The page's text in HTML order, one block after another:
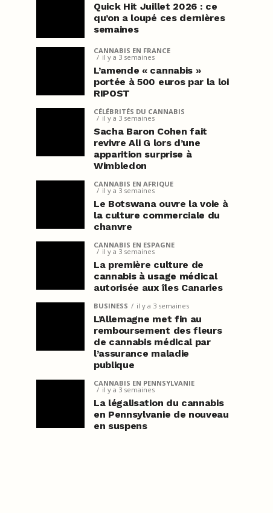
Quick Hit Juillet 2026 : ce
qu’on a loupé ces dernières
semaines
CANNABIS EN FRANCE
il y a 3 semaines
L’amende « cannabis »
portée à 500 euros par la loi
RIPOST
CÉLÉBRITÉS DU CANNABIS
il y a 3 semaines
Sacha Baron Cohen fait
revivre Ali G lors d’une
apparition surprise à
Wimbledon
CANNABIS EN AFRIQUE
il y a 3 semaines
Le Botswana ouvre la voie à
la culture commerciale du
chanvre
CANNABIS EN ESPAGNE
il y a 3 semaines
La première culture de
cannabis à usage médical
autorisée aux îles Canaries
BUSINESS il y a 3 semaines
L’Allemagne met fin au
remboursement des fleurs
de cannabis médical par
l’assurance maladie
publique
CANNABIS EN PENNSYLVANIE
il y a 3 semaines
La légalisation du cannabis
en Pennsylvanie de nouveau
en suspens